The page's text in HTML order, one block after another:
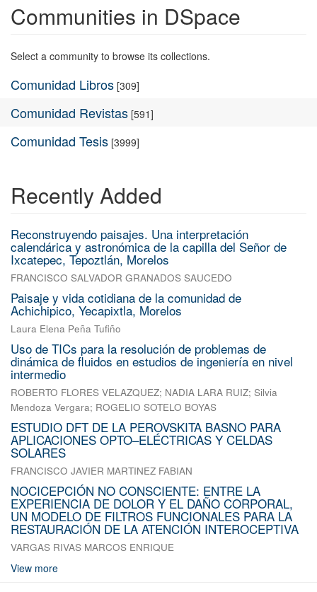
Communities in DSpace
Select a community to browse its collections.
Comunidad Libros [309]
Comunidad Revistas [591]
Comunidad Tesis [3999]
Recently Added
Reconstruyendo paisajes. Una interpretación
calendárica y astronómica de la capilla del Señor de
Ixcatepec, Tepoztlán, Morelos
FRANCISCO SALVADOR GRANADOS SAUCEDO
Paisaje y vida cotidiana de la comunidad de
Achichipico, Yecapixtla, Morelos
Laura Elena Peña Tufiño
Uso de TICs para la resolución de problemas de
dinámica de fluidos en estudios de ingeniería en nivel
intermedio
ROBERTO FLORES VELAZQUEZ; NADIA LARA RUIZ; Silvia
Mendoza Vergara; ROGELIO SOTELO BOYAS
ESTUDIO DFT DE LA PEROVSKITA BASNO PARA
APLICACIONES OPTO–ELÉCTRICAS Y CELDAS
SOLARES
FRANCISCO JAVIER MARTINEZ FABIAN
NOCICEPCIÓN NO CONSCIENTE: ENTRE LA
EXPERIENCIA DE DOLOR Y EL DAÑO CORPORAL,
UN MODELO DE FILTROS FUNCIONALES PARA LA
RESTAURACIÓN DE LA ATENCIÓN INTEROCEPTIVA
VARGAS RIVAS MARCOS ENRIQUE
View more